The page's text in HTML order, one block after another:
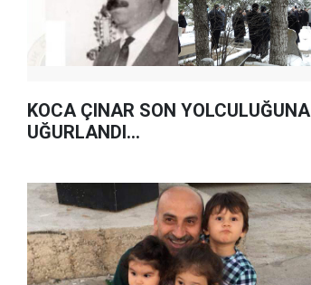
KOCA ÇINAR SON YOLCULUĞUNA
UĞURLANDI...